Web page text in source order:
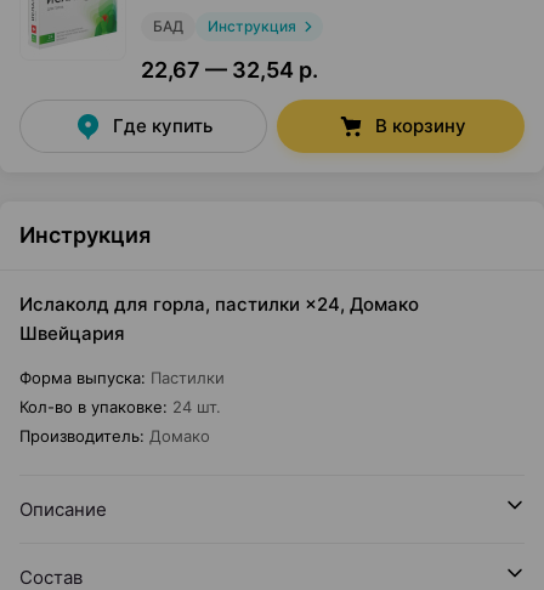
БАД Инструкция
22,67 — 32,54 р.
Где купить В корзину
Инструкция
Ислаколд для горла, пастилки ×24, Домако
Швейцария
Форма выпуска: Пастилки
Кол-во в упаковке: 24 шт.
Производитель: Домако
Описание
Состав